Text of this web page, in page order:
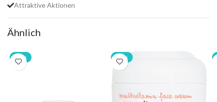
Attraktive Aktionen
Ähnlich
-20% -20%